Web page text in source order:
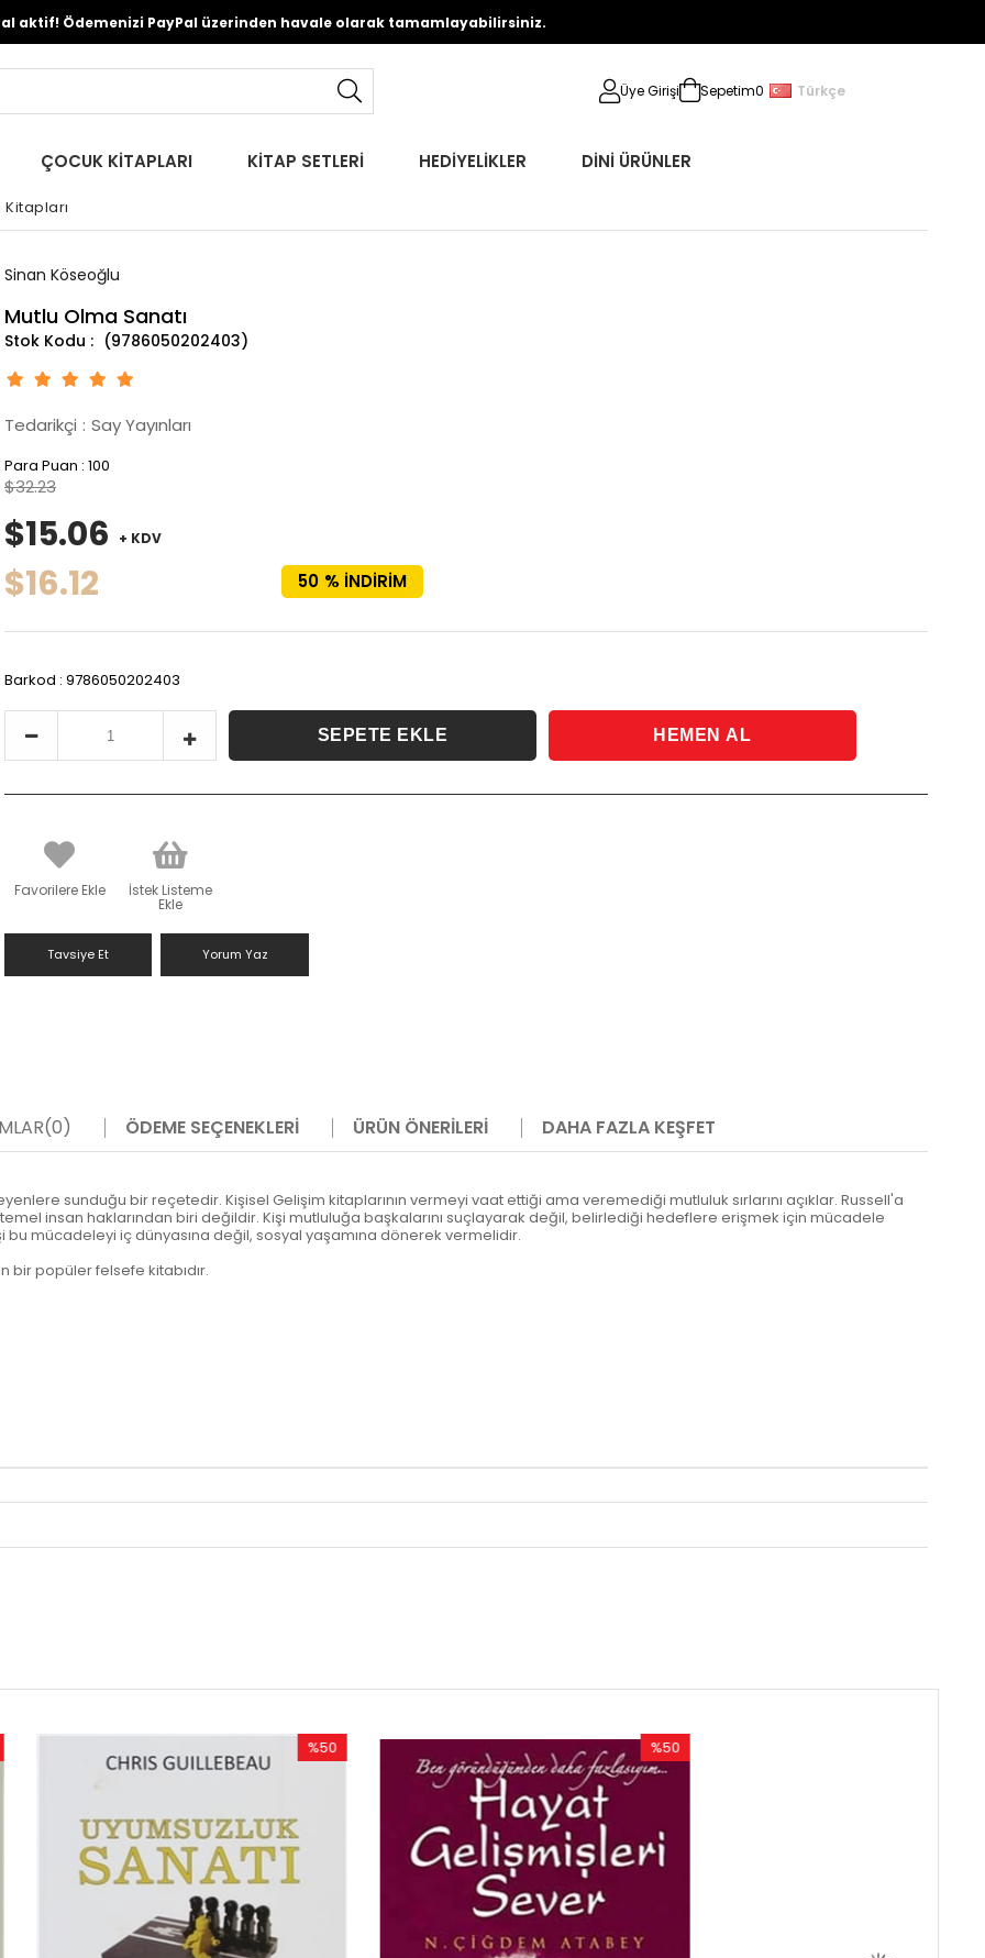
aktif! Ödemenizi PayPal üzerinden havale olarak tamamlayabilirsiniz.
Üye Girişi Sepetim0 Türkçe
ÇOCUK KİTAPLARI KİTAP SETLERİ HEDİYELİKLER DİNİ ÜRÜNLER
Sinan Köseoğlu
Mutlu Olma Sanatı
(9786050202403)
Tedarikçi : Say Yayınları
Para Puan : 100
%
50 İNDIRIM
$32.23
$15.06 + KDV
$16.12
Barkod : 9786050202403
Favorilere Ekle İstek Listeme
Ekle
Tavsiye Et Yorum Yaz
(0) ÖDEME SEÇENEKLERI ÜRÜN ÖNERILERI DAHA FAZLA KEŞFET
sunduğu bir reçetedir. Kişisel Gelişim kitaplarının vermeyi vaat ettiği ama veremediği mutluluk sırlarını açıklar. Russell'a
insan haklarından biri değildir. Kişi mutluluğa başkalarını suçlayarak değil, belirlediği hedeflere erişmek için mücadele
bu mücadeleyi iç dünyasına değil, sosyal yaşamına dönerek vermelidir.
bir popüler felsefe kitabıdır.
İndirim
%50
İndirim
%50İndirim